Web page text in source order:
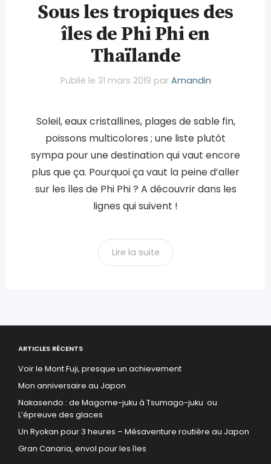
Sous les tropiques des
îles de Phi Phi en
Thaïlande
Publié le 31 mars 2019 par Amandin
Soleil, eaux cristallines, plages de sable fin,
poissons multicolores ; une liste plutôt
sympa pour une destination qui vaut encore
plus que ça. Pourquoi ça vaut la peine d’aller
sur les îles de Phi Phi ? A découvrir dans les
lignes qui suivent !
Lire la suite
ARTICLES RÉCENTS
Voir le Mont Fuji, presque un achievement
Mon anniversaire au Japon
Nakasendo : de Magome-juku à Tsumago-juku ou
L’épreuve des glaces
Un Ryokan pour 3 heures – Mésaventure routière au Japon
Gran Canaria, envol pour les îles